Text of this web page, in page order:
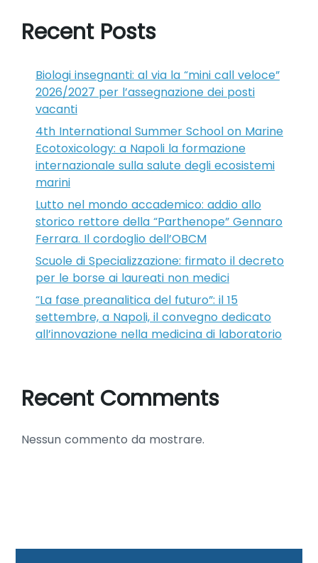
Recent Posts
Biologi insegnanti: al via la “mini call veloce”
2026/2027 per l’assegnazione dei posti
vacanti
4th International Summer School on Marine
Ecotoxicology: a Napoli la formazione
internazionale sulla salute degli ecosistemi
marini
Lutto nel mondo accademico: addio allo
storico rettore della “Parthenope” Gennaro
Ferrara. Il cordoglio dell’OBCM
Scuole di Specializzazione: firmato il decreto
per le borse ai laureati non medici
“La fase preanalitica del futuro”: il 15
settembre, a Napoli, il convegno dedicato
all’innovazione nella medicina di laboratorio
Recent Comments
Nessun commento da mostrare.